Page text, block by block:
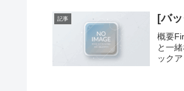
記事 [バ
概要
と一
ック